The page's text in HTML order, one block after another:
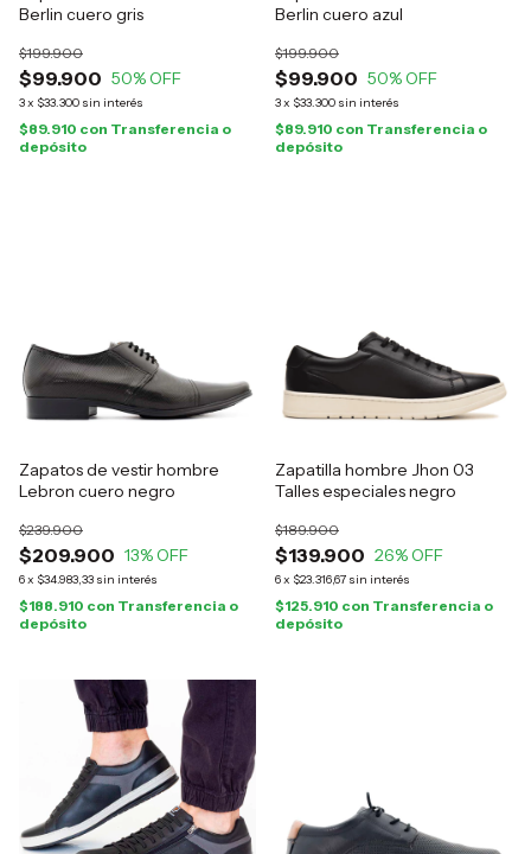
Berlin cuero gris
$99.900
$199.900
50% OFF
3x $33.300 sin interés
$89.910 con Transferencia o
depósito
Berlin cuero azul
$99.900
$199.900
50% OFF
3x $33.300 sin interés
$89.910 con Transferencia o
depósito
Zapatos de vestir hombre
Lebron cuero negro
$209.900
$239.900
13% OFF
6x $34.983,33 sin interés
$188.910 con Transferencia o
depósito
Zapatilla hombre Jhon 03
Talles especiales negro
$139.900
$189.900
26% OFF
6x $23.316,67 sin interés
$125.910 con Transferencia o
depósito